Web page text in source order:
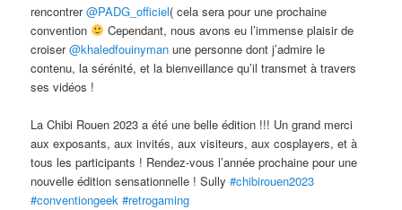
rencontrer@PADG_officiel( cela sera pour une prochaine
convention
Cependant, nous avons eu l’immense plaisir de
croiser@khaledfouinyman une personne dont j’admire le
contenu, la sérénité, et la bienveillance qu’il transmet à travers
ses vidéos !
La Chibi Rouen 2023 a été une belle édition !!! Un grand merci
aux exposants, aux invités, aux visiteurs, aux cosplayers, et à
tous les participants ! Rendez-vous l’année prochaine pour une
nouvelle édition sensationnelle ! Sully#chibirouen2023
#conventiongeek #retrogaming